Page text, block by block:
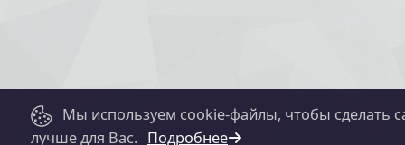
Мы используем cookie-файлы, чтобы сделать
лучше для Вас. Подробнее